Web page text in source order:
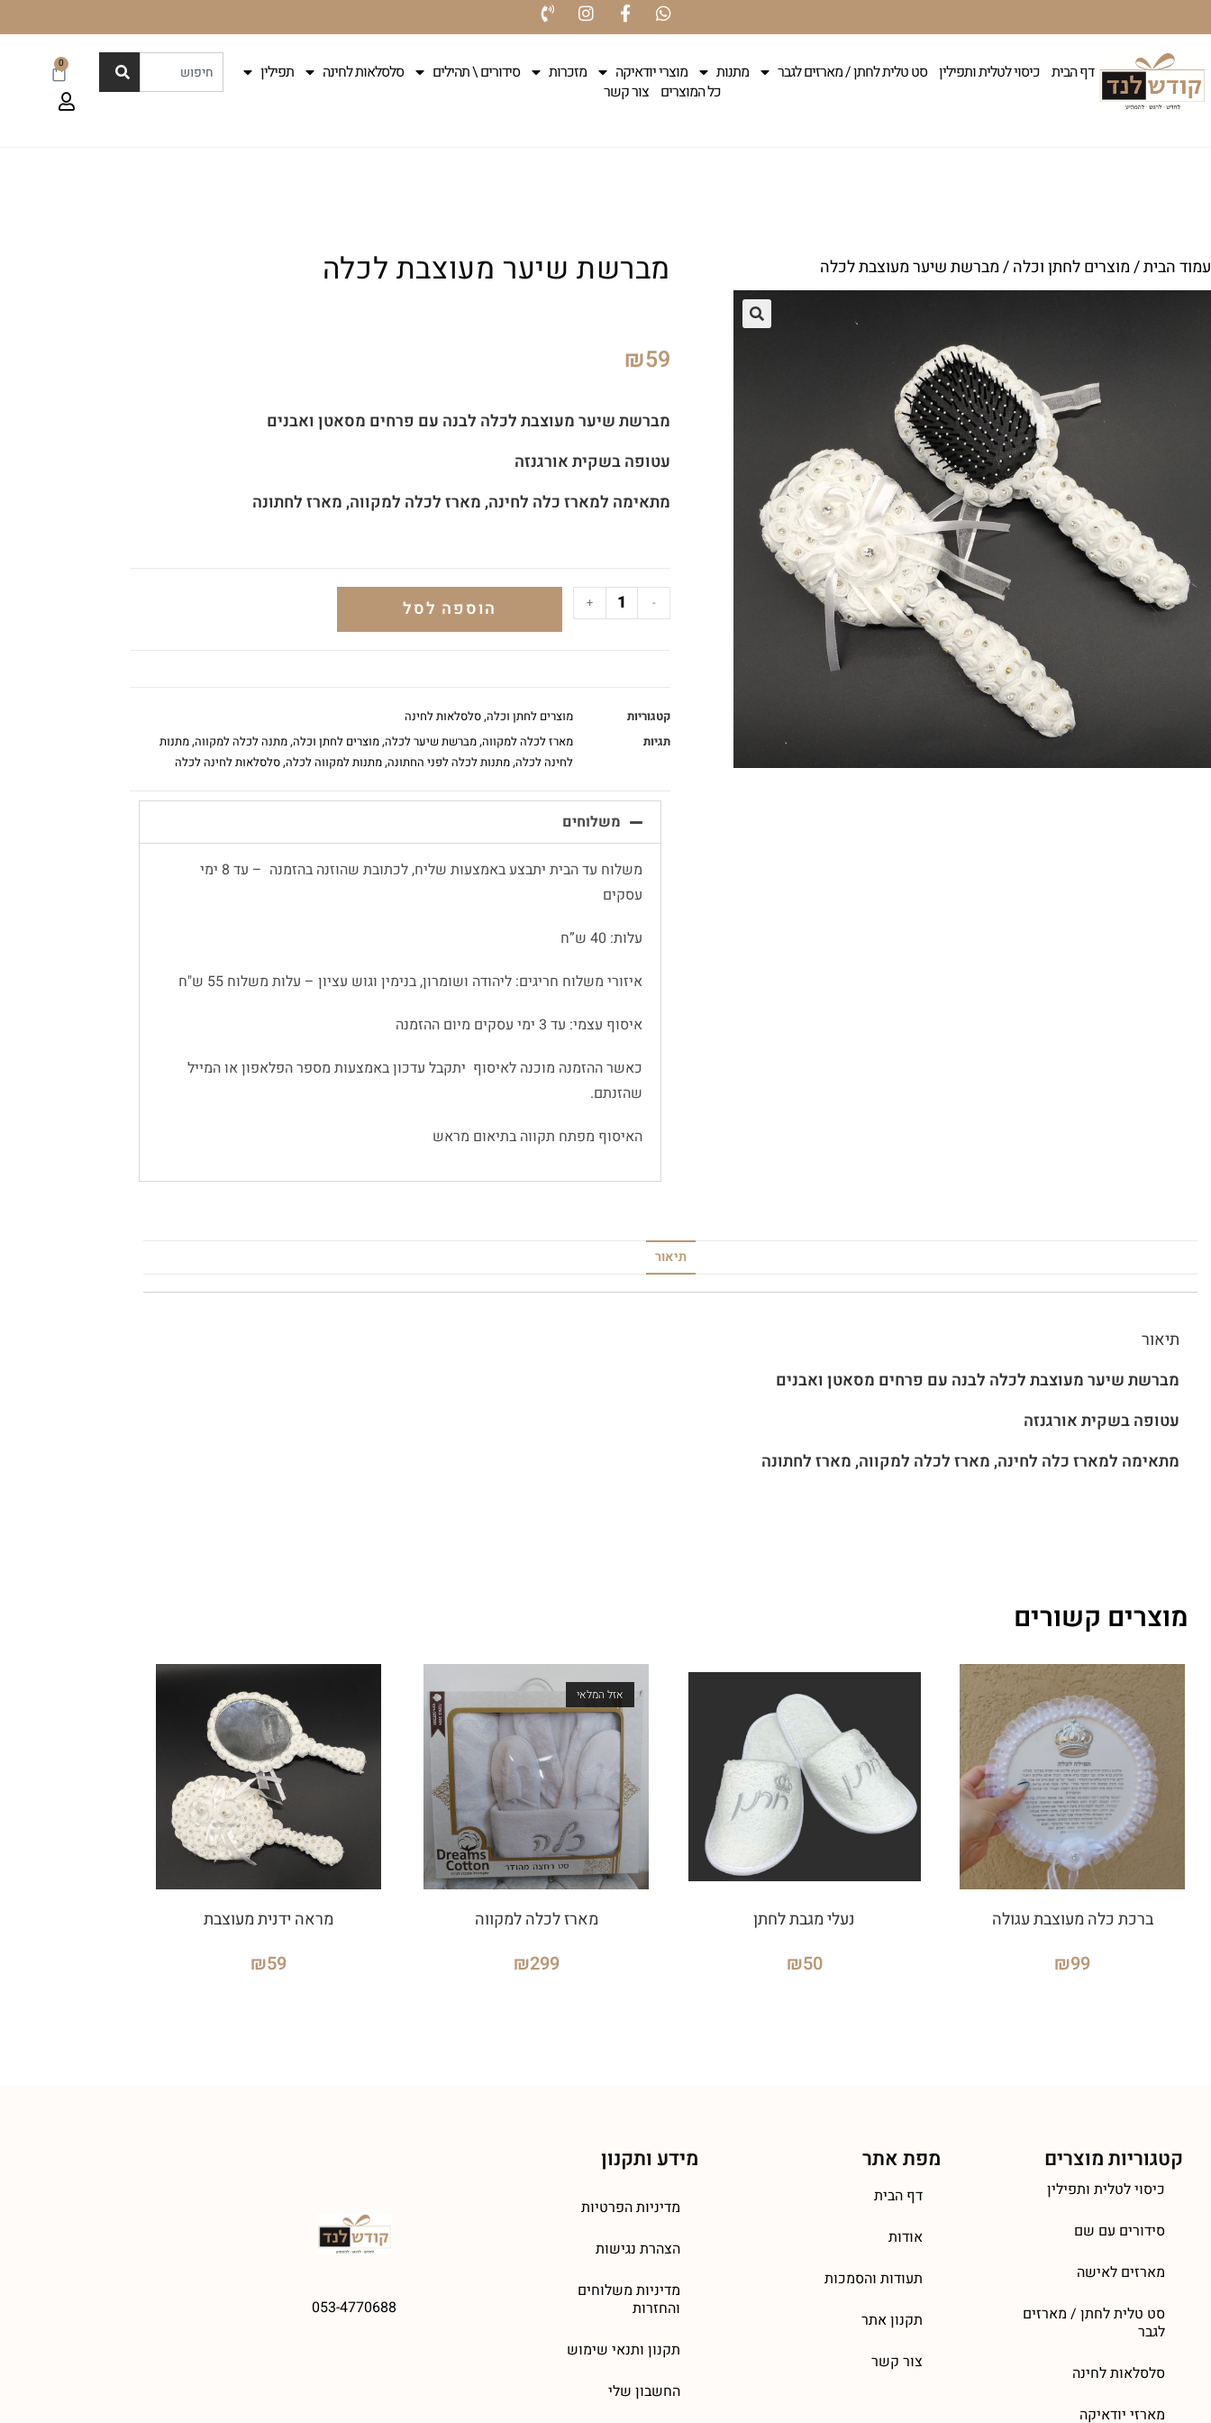
דף הבית כיסוי לטלית ותפילין סט טלית לחתן / מארזים לגבר מתנות מוצרי יודאיקה מזכרות סידורים \ תהילים סלסלאות לחינה
תפילין
כל המוצרים צור קשר
0
עמוד הבית/מוצרים לחתן וכלה/ מברשת שיער מעוצבת לכלה מברשת שיער מעוצבת לכלה
₪59
מברשת שיער מעוצבת לכלה לבנה עם פרחים מסאטן ואבנים
עטופה בשקית אורגנזה
מתאימה למארז כלה לחינה, מארז לכלה למקווה, מארז לחתונה
-
+ הוספה לסל
קטגוריות מוצרים לחתן וכלה,סלסלאות לחינה
תגיות
מארז לכלה למקווה,מברשת שיער לכלה,מוצרים לחתן וכלה,מתנה לכלה למקווה,מתנות
לחינה לכלה,מתנות לכלה לפני החתונה,מתנות למקווה לכלה,סלסלאות לחינה לכלה
משלוחים
משלוח עד הבית יתבצע באמצעות שליח, לכתובת שהוזנה בהזמנה – עד 8 ימי
עסקים
עלות: 40 ש”ח
איזורי משלוח חריגים: ליהודה ושומרון, בנימין וגוש עציון – עלות משלוח 55 ש"ח
איסוף עצמי: עד 3 ימי עסקים מיום ההזמנה
כאשר ההזמנה מוכנה לאיסוף יתקבל עדכון באמצעות מספר הפלאפון או המייל
שהזנתם.
האיסוף מפתח תקווה בתיאום מראש
תיאור
תיאור
מברשת שיער מעוצבת לכלה לבנה עם פרחים מסאטן ואבנים
עטופה בשקית אורגנזה
מתאימה למארז כלה לחינה, מארז לכלה למקווה, מארז לחתונה
מוצרים קשורים
ברכת כלה מעוצבת עגולה
₪99
נעלי מגבת לחתן
₪50
אזל המלאי
מארז לכלה למקווה
₪299
מראה ידנית מעוצבת
₪59
קטגוריות מוצרים
כיסוי לטלית ותפילין
סידורים עם שם
מארזים לאישה
סט טלית לחתן / מארזים
לגבר
סלסלאות לחינה
מארזי יודאיקה
מפת אתר
דף הבית
אודות
תעודות והסמכות
תקנון אתר
צור קשר
מידע ותקנון
מדיניות הפרטיות
הצהרת נגישות
מדיניות משלוחים
והחזרות
תקנון ותנאי שימוש
החשבון שלי
053-4770688